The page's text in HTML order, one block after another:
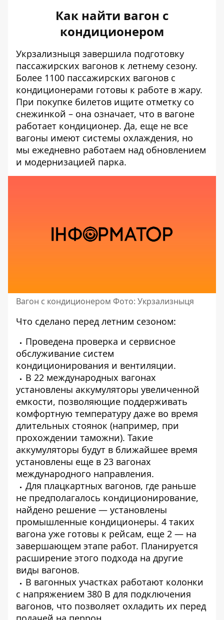
Как найти вагон с
кондиционером
Укрзализныця завершила подготовку
пассажирских вагонов к летнему сезону.
Более 1100 пассажирских вагонов с
кондиционерами готовы к работе в жару.
При покупке билетов ищите отметку со
снежинкой – она означает, что в вагоне
работает кондиционер. Да, еще не все
вагоны имеют системы охлаждения, но
мы ежедневно работаем над обновлением
и модернизацией парка.
Вагон с кондиционером Фото: Укрзализныця
Что сделано перед летним сезоном:
Проведена проверка и сервисное
обслуживание систем
кондиционирования и вентиляции.
В 22 международных вагонах
установлены аккумуляторы увеличенной
емкости, позволяющие поддерживать
комфортную температуру даже во время
длительных стоянок (например, при
прохождении таможни). Такие
аккумуляторы будут в ближайшее время
установлены еще в 23 вагонах
международного направления.
Для плацкартных вагонов, где раньше
не предполагалось кондиционирование,
найдено решение — установлены
промышленные кондиционеры. 4 таких
вагона уже готовы к рейсам, еще 2 — на
завершающем этапе работ. Планируется
расширение этого подхода на другие
виды вагонов.
В вагонных участках работают колонки
с напряжением 380 В для подключения
вагонов, что позволяет охладить их перед